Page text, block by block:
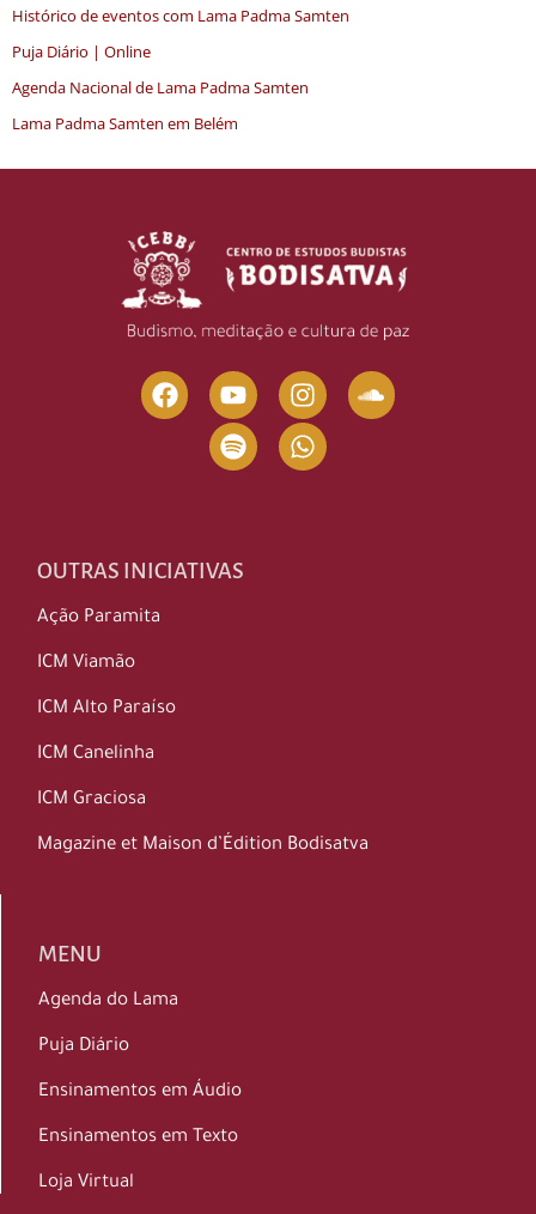
Histórico de eventos com Lama Padma Samten
Puja Diário | Online
Agenda Nacional de Lama Padma Samten
Lama Padma Samten em Belém
OUTRAS INICIATIVAS
Ação Paramita
ICM Viamão
ICM Alto Paraíso
ICM Canelinha
ICM Graciosa
Magazine et Maison d’Édition Bodisatva
MENU
Agenda do Lama
Puja Diário
Ensinamentos em Áudio
Ensinamentos em Texto
Loja Virtual